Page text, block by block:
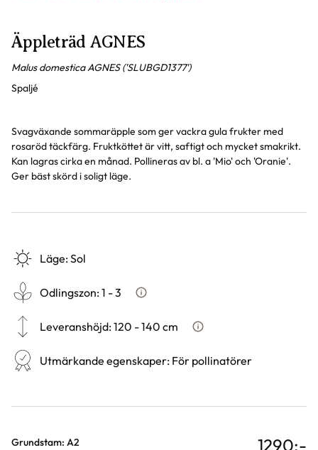
Äppleträd AGNES
Malus domestica AGNES ('SLUBGD1377')
Spaljé
Svagväxande sommaräpple som ger vackra gula frukter med
rosaröd täckfärg. Fruktköttet är vitt, saftigt och mycket smakrikt.
Kan lagras cirka en månad. Pollineras av bl. a 'Mio' och 'Oranie'.
Ger bäst skörd i soligt läge.
Läge:Sol
Odlingszon:1 - 3 Vad är odlingszon?
Leveranshöjd:120 - 140 cm Hur vi mäter leveranshöjd
Utmärkande egenskaper: För pollinatörer
Varianter
Grundstam: A2
1290:-